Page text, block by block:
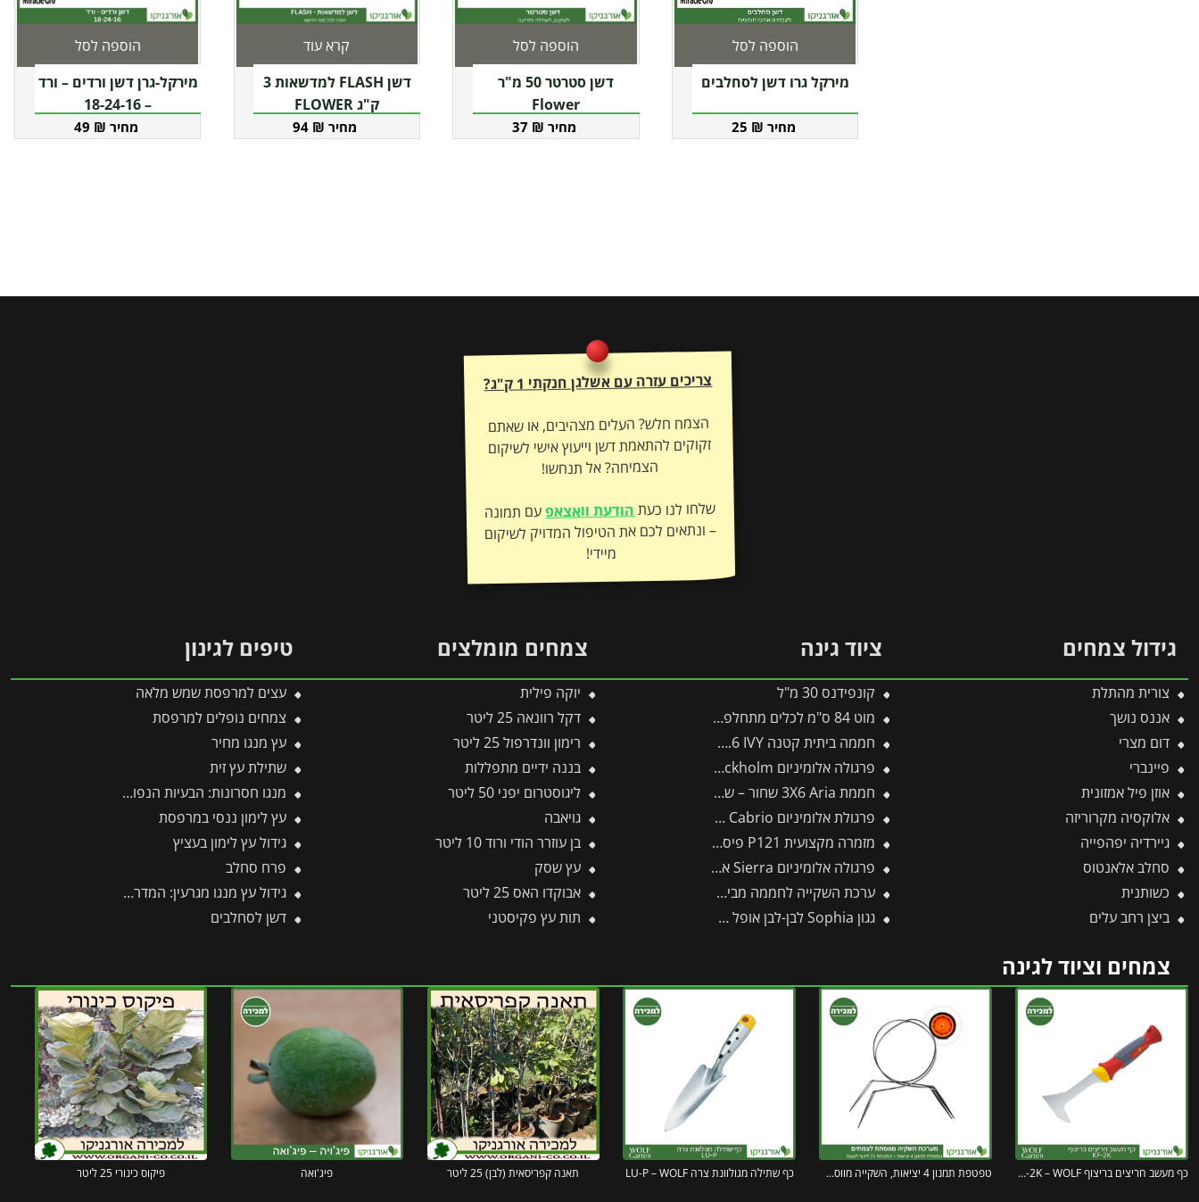
מירקל גרו דשן לסחלבים
25 ₪
הוספה לסל
דשן סטרטר 50 מ"ר
Flower
37 ₪
הוספה לסל
דשן FLASH למדשאות 3
ק"ג FLOWER
94 ₪
קרא עוד
מירקל-גרן דשן ורדים – ורד
– 18-24-16
49 ₪
הוספה לסל
צריכים עזרה עם אשלגן חנקתי 1 ק"ג?
הצמח חלש? העלים מצהיבים, או שאתם
זקוקים להתאמת דשן וייעוץ אישי לשיקום
הצמיחה? אל תנחשו!
שלחו לנו כעתהודעת וואצאפעם תמונה
– ונתאים לכם את הטיפול המדויק לשיקום
מיידי!
גידול צמחים
צורית מהתלת
אננס נושך
דום מצרי
פיינברי
אוזן פיל אמזונית
אלוקסיה מקרוריזה
גיירדיה יפהפייה
סחלב אלאנטוס
כשותנית
ביצן רחב עלים
ציוד גינה
קונפידנס 30 מ"ל
מוט 84 ס"מ לכלים מתחלפים פיסקארס
חממה ביתית קטנה 1.3X0.6 IVY מבית פלרם – קנופיה
פרגולה אלומיניום Stockholm שקופה 3.4X5.9 עיצוב מודרני מבית Canopia
חממת 3X6 Aria שחור – שקוף מבית פלרם – Canopia
פרגולת אלומיניום Sierra Cabrio אפורה 3X9.2 נפתחת מבית פלרם – Canopia
מזמרה מקצועית P121 פיסקארס
פרגולה אלומיניום Sierra אפורה 3X3.1 מבית פלרם – Canopia3394
ערכת השקייה לחממה מבית פלרם – Canopia
גגון Sophia לבן-לבן אופל 1X2.2 עיצוב מודרני מבית פלרם – Canopia
צמחים מומלצים
יוקה פילית
דקל רוונאה 25 ליטר
רימון וונדרפול 25 ליטר
בננה ידיים מתפללות
ליגוסטרום יפני 50 ליטר
גויאבה
בן עוזרר הודי ורוד 10 ליטר
עץ שסק
אבוקדו האס 25 ליטר
תות עץ פקיסטני
טיפים לגינון
עצים למרפסת שמש מלאה
צמחים נופלים למרפסת
עץ מנגו מחיר
שתילת עץ זית
מנגו חסרונות: הבעיות הנפוצות בגידול עץ מנגו ואיך פותרים אותן בקלות?
עץ לימון ננסי במרפסת
גידול עץ לימון בעציץ
פרח סחלב
גידול עץ מנגו מגרעין: המדריך להנבטה, תנאי גידול וכדאיות
דשן לסחלבים
צמחים וציוד לגינה
כף מעשב חריצים בריצוף KF-2K – WOLF טפטפת תמנון 4 יציאות, השקייה מווסתת + טפטפת 25 ליטר לשעה כף שתילה מגולוונת צרה LU-P – WOLF תאנה קפריסאית (לבן) 25 ליטר פיג'ואה פיקוס כינורי 25 ליטר